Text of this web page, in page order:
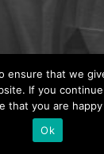
ensure that we
If you
that you are
Ok